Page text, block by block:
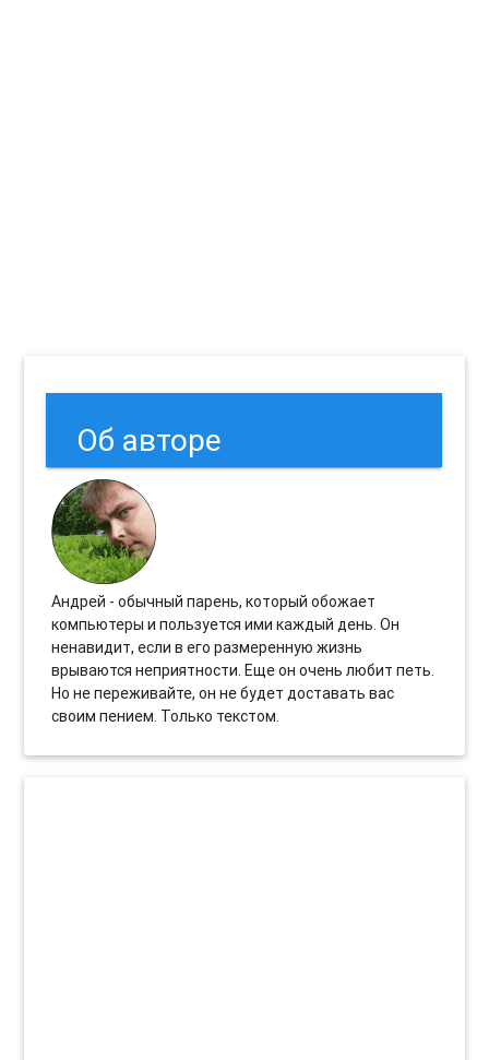
Об авторе
Андрей - обычный парень, который обожает
компьютеры и пользуется ими каждый день. Он
ненавидит, если в его размеренную жизнь
врываются неприятности. Еще он очень любит петь.
Но не переживайте, он не будет доставать вас
своим пением. Только текстом.